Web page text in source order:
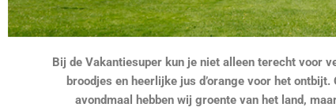
Bij de Vakantiesuper kun je niet alleen terecht voor
broodjes en heerlijke jus d’orange voor het ontbijt.
avondmaal hebben wij groente van het land,